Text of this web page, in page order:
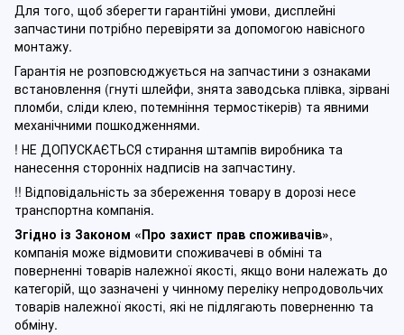
Для того, щоб зберегти гарантійні умови, дисплейні
запчастини потрібно перевіряти за допомогою навісного
монтажу.
Гарантія не розповсюджується на запчастини з ознаками
встановлення (гнуті шлейфи, знята заводська плівка, зірвані
пломби, сліди клею, потемніння термостікерів) та явними
механічними пошкодженнями.
! НЕ ДОПУСКАЄТЬСЯ стирання штампів виробника та
нанесення сторонніх надписів на запчастину.
!! Відповідальність за збереження товару в дорозі несе
транспортна компанія.
Згідно із Законом «Про захист прав споживачів»,
компанія може відмовити споживачеві в обміні та
поверненні товарів належної якості, якщо вони належать до
категорій, що зазначені у чинному переліку непродовольчих
товарів належної якості, які не підлягають поверненню та
обміну.